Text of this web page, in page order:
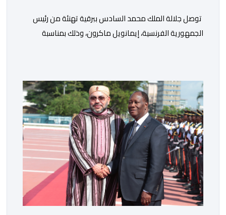
توصل جلالة الملك محمد السادس ببرقية تهنئة من رئيس
الجمهورية الفرنسية، إيمانويل ماكرون، وذلك بمناسبة
مجددا التعبير لجلالته عن مشاعر الصداقة العميقة والمتينة
التي تكنها فرنسا وشعبها للمغرب وللشعب المغربي. وقال
الرئيس الفرنسي “لا يساورني أي شك في أن […]